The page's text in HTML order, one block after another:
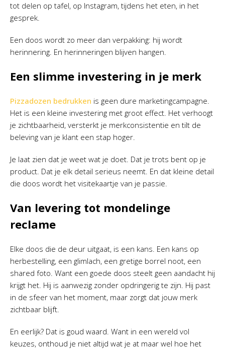
tot delen op tafel, op Instagram, tijdens het eten, in het
gesprek.
Een doos wordt zo meer dan verpakking: hij wordt
herinnering. En herinneringen blijven hangen.
Een slimme investering in je merk
Pizzadozen bedrukken is geen dure marketingcampagne.
Het is een kleine investering met groot effect. Het verhoogt
je zichtbaarheid, versterkt je merkconsistentie en tilt de
beleving van je klant een stap hoger.
Je laat zien dat je weet wat je doet. Dat je trots bent op je
product. Dat je elk detail serieus neemt. En dat kleine detail
die doos wordt het visitekaartje van je passie.
Van levering tot mondelinge
reclame
Elke doos die de deur uitgaat, is een kans. Een kans op
herbestelling, een glimlach, een gretige borrel noot, een
shared foto. Want een goede doos steelt geen aandacht hij
krijgt het. Hij is aanwezig zonder opdringerig te zijn. Hij past
in de sfeer van het moment, maar zorgt dat jouw merk
zichtbaar blijft.
En eerlijk? Dat is goud waard. Want in een wereld vol
keuzes, onthoud je niet altijd wat je at maar wel hoe het